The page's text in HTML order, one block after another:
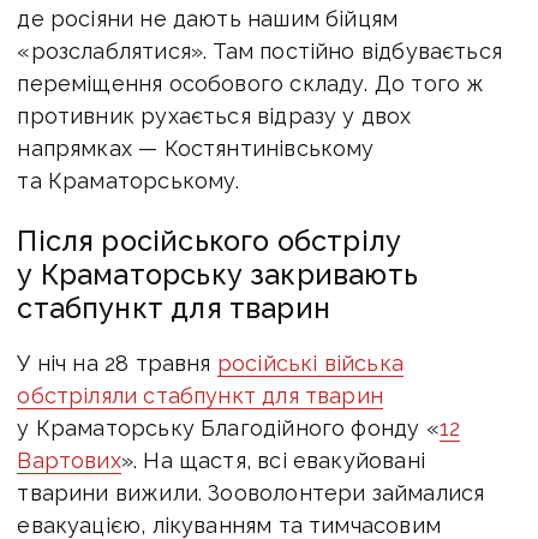
де росіяни не дають нашим бійцям
«розслаблятися». Там постійно відбувається
переміщення особового складу. До того ж
противник рухається відразу у двох
напрямках — Костянтинівському
та Краматорському.
Після російського обстрілу
у Краматорську закривають
стабпункт для тварин
У ніч на 28 травня російські війська
обстріляли стабпункт для тварин
у Краматорську Благодійного фонду «12
Вартових». На щастя, всі евакуйовані
тварини вижили. Зооволонтери займалися
евакуацією, лікуванням та тимчасовим